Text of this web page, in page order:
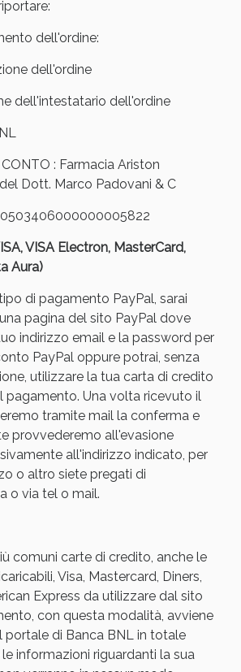
dell'ordine:
dell'ordine
dell'intestatario dell'ordine
: Farmacia Ariston
Dott. Marco Padovani & C
VISA Electron, MasterCard,
Aura)
di pagamento PayPal, sarai
pagina del sito PayPal dove
indirizzo email e la password per
PayPal oppure potrai, senza
utilizzare la tua carta di credito
pagamento. Una volta ricevuto il
tramite mail la conferma e
provvederemo all'evasione
all'indirizzo indicato, per
o altro siete pregati di
o via tel o mail.
comuni carte di credito, anche le
Visa, Mastercard, Diners,
Express da utilizzare dal sito
con questa modalità, avviene
portale di Banca BNL in totale
informazioni riguardanti la sua